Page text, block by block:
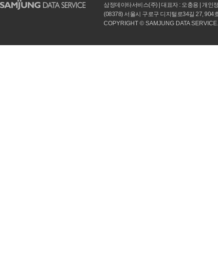
삼정데이타서비스(주) | 대표자 : 오충용 | 개인
(08378) 서울시 구로구 디지털로34길 27, 904
COPYRIGHT © SAMJUNG DATA